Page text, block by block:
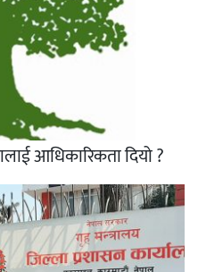
आधिकारिकता दियो ?